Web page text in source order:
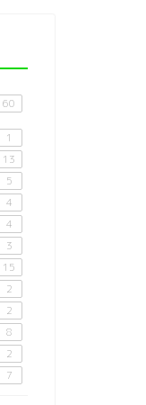
60
1
13
5
4
4
3
15
2
2
8
2
7